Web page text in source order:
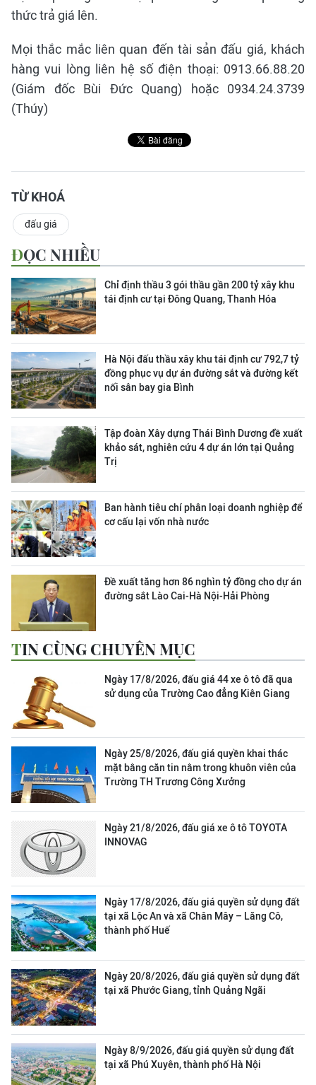
thức trả giá lên.
Mọi thắc mắc liên quan đến tài sản đấu giá, khách
hàng vui lòng liên hệ số điện thoại: 0913.66.88.20
(Giám đốc Bùi Đức Quang) hoặc 0934.24.3739
(Thúy)
TỪ KHOÁ
đấu giá
ĐỌC NHIỀU
Chỉ định thầu 3 gói thầu gần 200 tỷ xây khu
tái định cư tại Đông Quang, Thanh Hóa
Hà Nội đấu thầu xây khu tái định cư 792,7 tỷ
đồng phục vụ dự án đường sắt và đường kết
nối sân bay gia Bình
Tập đoàn Xây dựng Thái Bình Dương đề xuất
khảo sát, nghiên cứu 4 dự án lớn tại Quảng
Trị
Ban hành tiêu chí phân loại doanh nghiệp để
cơ cấu lại vốn nhà nước
Đề xuất tăng hơn 86 nghìn tỷ đồng cho dự án
đường sắt Lào Cai-Hà Nội-Hải Phòng
TIN CÙNG CHUYÊN MỤC
Ngày 17/8/2026, đấu giá 44 xe ô tô đã qua
sử dụng của Trường Cao đẳng Kiên Giang
Ngày 25/8/2026, đấu giá quyền khai thác
mặt bằng căn tin nằm trong khuôn viên của
Trường TH Trương Công Xưởng
Ngày 21/8/2026, đấu giá xe ô tô TOYOTA
INNOVAG
Ngày 17/8/2026, đấu giá quyền sử dụng đất
tại xã Lộc An và xã Chân Mây – Lăng Cô,
thành phố Huế
Ngày 20/8/2026, đấu giá quyền sử dụng đất
tại xã Phước Giang, tỉnh Quảng Ngãi
Ngày 8/9/2026, đấu giá quyền sử dụng đất
tại xã Phú Xuyên, thành phố Hà Nội